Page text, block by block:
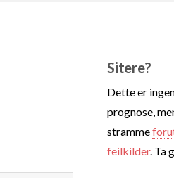
Sitere?
Dette er
prognose,
stramme
feilkilder. Ta